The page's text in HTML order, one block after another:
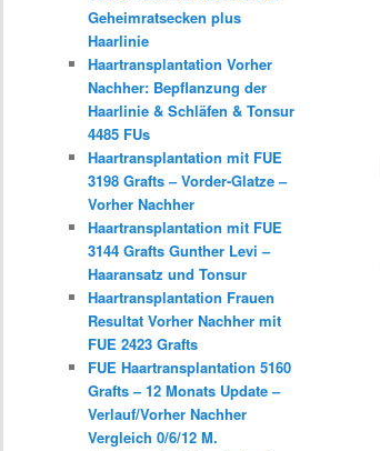
Geheimratsecken plus
Haarlinie
Haartransplantation Vorher
Nachher: Bepflanzung der
Haarlinie & Schläfen & Tonsur
4485 FUs
Haartransplantation mit FUE
3198 Grafts – Vorder-Glatze –
Vorher Nachher
Haartransplantation mit FUE
3144 Grafts Gunther Levi –
Haaransatz und Tonsur
Haartransplantation Frauen
Resultat Vorher Nachher mit
FUE 2423 Grafts
FUE Haartransplantation 5160
Grafts – 12 Monats Update –
Verlauf/Vorher Nachher
Vergleich 0/6/12 M.